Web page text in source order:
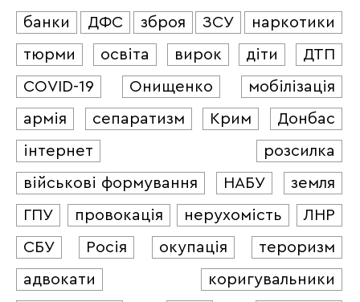
банки ДФС зброя ЗСУ
наркотики
тюрми
освіта вирок діти
ДТП
COVID-19
Онищенко
мобілізація
армія
сепаратизм Крим
Донбас
інтернет
розсилка
військові формування
НАБУ
земля
ГПУ
провокація нерухомість
ЛНР
СБУ
Росія окупація
тероризм
адвокати
коригувальники